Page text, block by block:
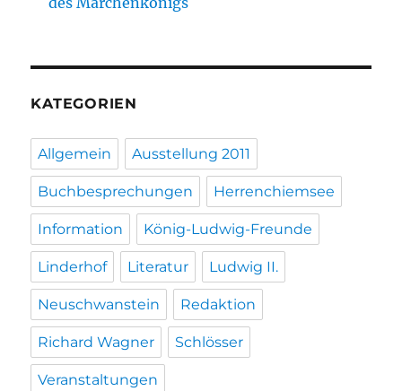
KATEGORIEN
Allgemein Ausstellung 2011
Buchbesprechungen Herrenchiemsee
Information König-Ludwig-Freunde
Linderhof Literatur Ludwig II.
Neuschwanstein Redaktion
Richard Wagner Schlösser
Veranstaltungen